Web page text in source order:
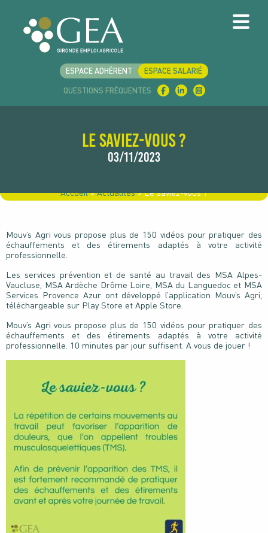
ESPACE ADHÉRENT ESPACE SALARIÉ
QUESTIONS FRÉQUENTES
Le saviez-vous ?
03/11/2023
Accueil>Actualités>Le saviez-vous ?
Mouv’s Agri vous propose plus de 150 vidéos pour pratiquer des
échauffements et des étirements adaptés à votre activité
professionnelle.
Les services prévention et de santé au travail des MSA Alpes-
Vaucluse, MSA Ardèche Drôme Loire, MSA du Languedoc et MSA
Services Provence Azur ont développé l’application Mouv’s Agri,
téléchargeable sur Play Store et Apple Store.
Mouv’s Agri vous propose plus de 150 vidéos pour pratiquer des
échauffements et des étirements adaptés à votre activité
professionnelle. 10 minutes par jour suffisent. A vous de jouer !